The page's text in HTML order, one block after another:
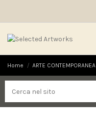
Home ARTE CONTEMPORANEA